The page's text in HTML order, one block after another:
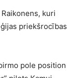
kuri
priekšrocības
pole position